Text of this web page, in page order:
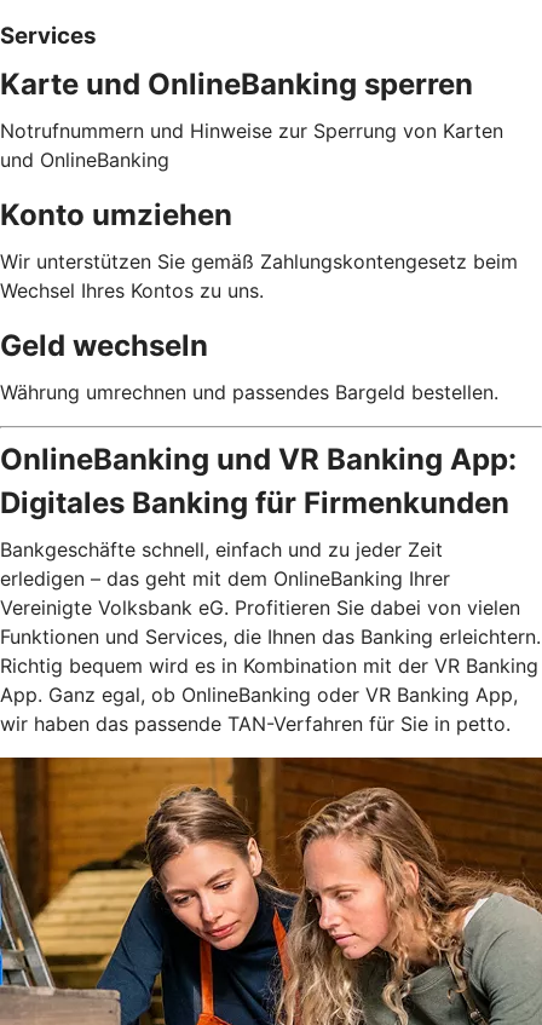
Services
Karte und OnlineBanking sperren
Notrufnummern und Hinweise zur Sperrung von Karten
und OnlineBanking
Konto umziehen
Wir unterstützen Sie gemäß Zahlungskontengesetz beim
Wechsel Ihres Kontos zu uns.
Geld wechseln
Währung umrechnen und passendes Bargeld bestellen.
OnlineBanking und VR Banking App:
Digitales Banking für Firmenkunden
Bankgeschäfte schnell, einfach und zu jeder Zeit
erledigen – das geht mit dem OnlineBanking Ihrer
Vereinigte Volksbank eG. Profitieren Sie dabei von vielen
Funktionen und Services, die Ihnen das Banking erleichtern.
Richtig bequem wird es in Kombination mit der VR Banking
App. Ganz egal, ob OnlineBanking oder VR Banking App,
wir haben das passende TAN-Verfahren für Sie in petto.